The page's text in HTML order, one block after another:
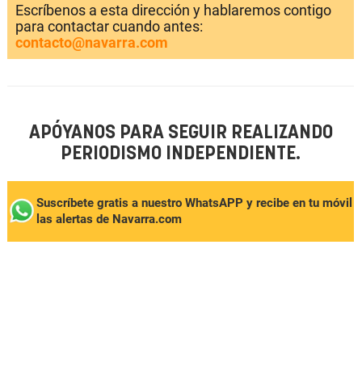
Escríbenos a esta dirección y hablaremos contigo
para contactar cuando antes:
contacto@navarra.com
APÓYANOS PARA SEGUIR REALIZANDO
PERIODISMO INDEPENDIENTE.
Suscríbete gratis a nuestro WhatsAPP y recibe en tu móvil
las alertas de Navarra.com